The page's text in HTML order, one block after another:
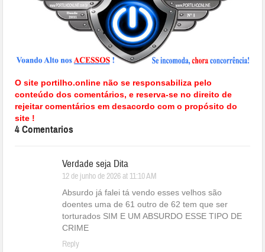
O site portilho.online não se responsabiliza pelo
conteúdo dos comentários, e reserva-se no direito de
rejeitar comentários em desacordo com o propósito do
site !
4 Comentarios
Verdade seja Dita
12 de junho de 2026 at 11:10 AM
Absurdo já falei tá vendo esses velhos são
doentes uma de 61 outro de 62 tem que ser
torturados SIM E UM ABSURDO ESSE TIPO DE
CRIME
Reply